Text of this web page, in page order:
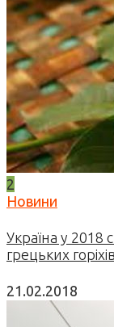
2
Новини
Україна у 2018
грецьких горіхів
21.02.2018